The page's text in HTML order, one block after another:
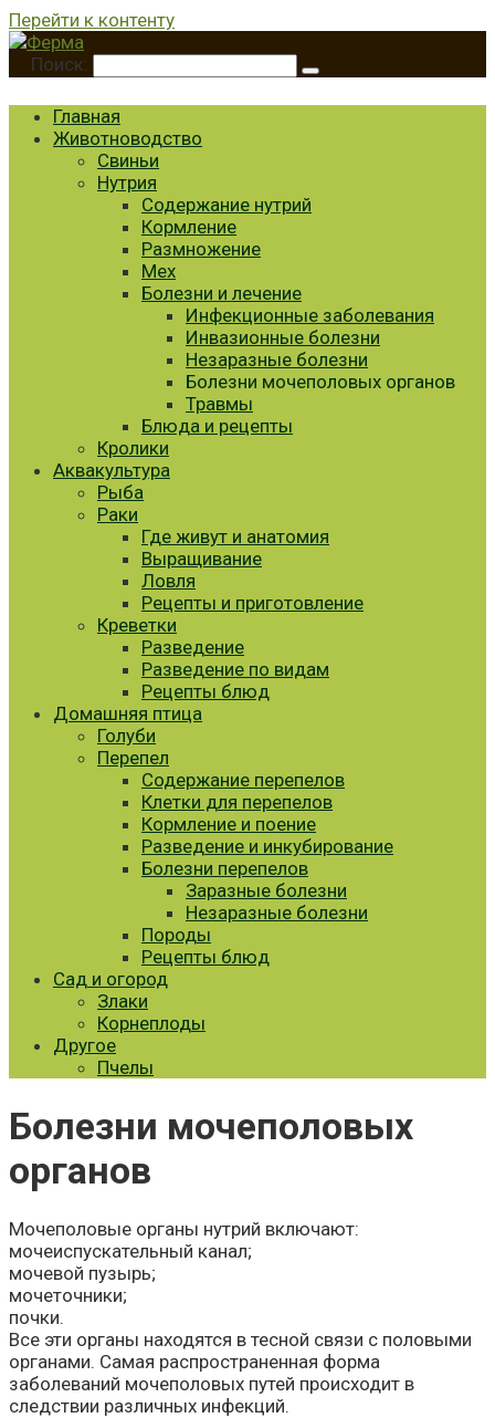
Перейти к контенту
Поиск:
Главная
Животноводство
Свиньи
Нутрия
Содержание нутрий
Кормление
Размножение
Мех
Болезни и лечение
Инфекционные заболевания
Инвазионные болезни
Незаразные болезни
Болезни мочеполовых органов
Травмы
Блюда и рецепты
Кролики
Аквакультура
Рыба
Раки
Где живут и анатомия
Выращивание
Ловля
Рецепты и приготовление
Креветки
Разведение
Разведение по видам
Рецепты блюд
Домашняя птица
Голуби
Перепел
Содержание перепелов
Клетки для перепелов
Кормление и поение
Разведение и инкубирование
Болезни перепелов
Заразные болезни
Незаразные болезни
Породы
Рецепты блюд
Сад и огород
Злаки
Корнеплоды
Другое
Пчелы
Болезни мочеполовых
органов
Мочеполовые органы нутрий включают:
мочеиспускательный канал;
мочевой пузырь;
мочеточники;
почки.
Все эти органы находятся в тесной связи с половыми
органами. Самая распространенная форма
заболеваний мочеполовых путей происходит в
следствии различных инфекций.